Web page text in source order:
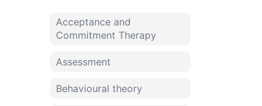
Acceptance and
Commitment Therapy
Assessment
Behavioural theory